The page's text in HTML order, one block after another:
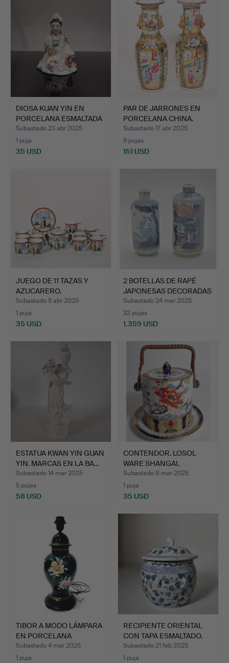
DIOSA KUAN YIN EN
PORCELANA ESMALTADA
A MA…
Subastado 23 abr 2025
1 puja
35 USD
PAR DE JARRONES EN
PORCELANA CHINA.
DECORA…
Subastado 17 abr 2025
9 pujas
151 USD
JUEGO DE 11 TAZAS Y
AZUCARERO.
PORCELANA K…
Subastado 9 abr 2025
1 puja
35 USD
2 BOTELLAS DE RAPÉ
JAPONESAS DECORADAS
CON…
Subastado 24 mar 2025
32 pujas
1.359 USD
ESTATUA KWAN YIN GUAN
YIN. MARCAS EN LA BA…
Subastado 14 mar 2025
5 pujas
58 USD
CONTENDOR. LOSOL
WARE SHANGAI.
Subastado 8 mar 2025
1 puja
35 USD
TIBOR A MODO LÁMPARA
EN PORCELANA
ESMALTAD…
Subastado 4 mar 2025
1 puja
RECIPIENTE ORIENTAL
CON TAPA ESMALTADO.
Subastado 21 feb 2025
1 puja